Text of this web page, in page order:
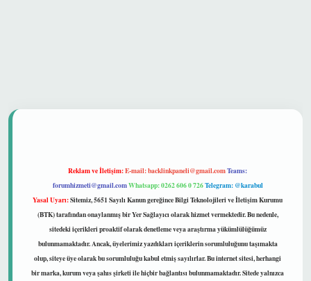
Reklam ve İletişim:E-mail:backlinkpaneli@gmail.comTeams:
forumhizmeti@gmail.comWhatsapp: 0262 606 0 726Telegram: @karabul
Yasal Uyarı:Sitemiz, 5651 Sayılı Kanun gereğince Bilgi Teknolojileri ve İletişim Kurumu
(BTK) tarafından onaylanmış bir Yer Sağlayıcı olarak hizmet vermektedir. Bu nedenle,
sitedeki içerikleri proaktif olarak denetleme veya araştırma yükümlülüğümüz
bulunmamaktadır. Ancak, üyelerimiz yazdıkları içeriklerin sorumluluğunu taşımakta
olup, siteye üye olarak bu sorumluluğu kabul etmiş sayılırlar. Bu internet sitesi, herhangi
bir marka, kurum veya şahıs şirketi ile hiçbir bağlantısı bulunmamaktadır. Sitede yalnızca